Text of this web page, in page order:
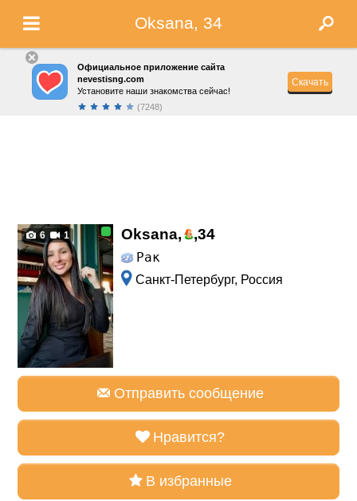
Oksana, 34
Официальное приложение сайта
nevestisng.com
Установите наши знакомства сейчас!
(7248)
Скачать
6 1 Oksana, ,34
Рак
Санкт-Петербург, Россия
Отправить сообщение
Нравится?
В избранные